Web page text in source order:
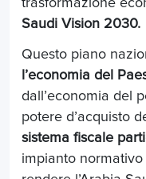
Saudi Vision 2030.
Questo piano
l’economia del
dall’economia del
potere d’acquisto
sistema fiscale
impianto